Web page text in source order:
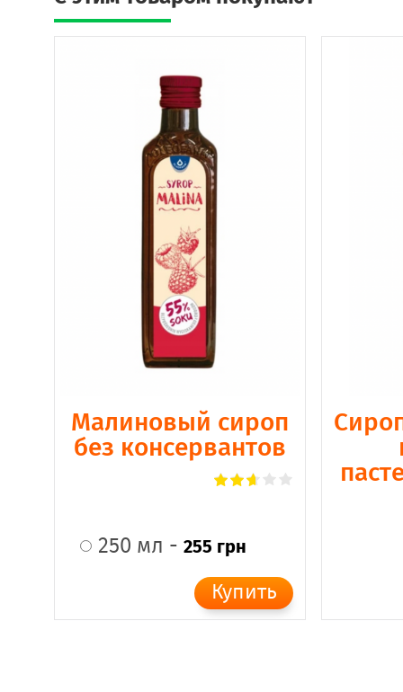
Малиновый сироп
без консервантов
250 мл - 255 грн